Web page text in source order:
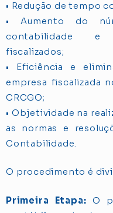
• Redução de tempo
• Aumento do
contabilidade e
fiscalizados;
• Eficiência e
empresa fiscalizada
CRCGO;
• Objetividade na
as normas e
Contabilidade.
O procedimento é
Primeira Etapa: O